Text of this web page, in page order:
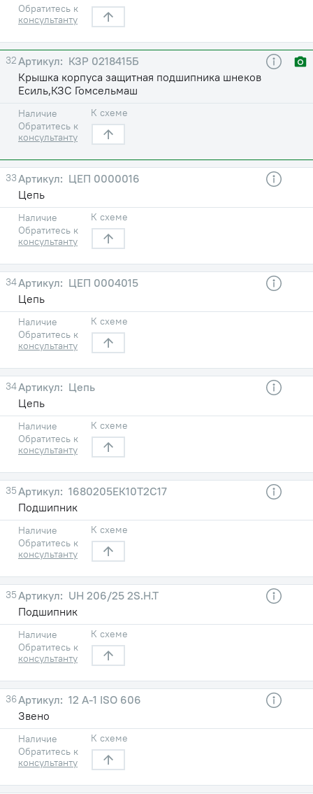
Обратитесь к
консультанту
32
КЗР 0218415Б
Крышка корпуса защитная подшипника шнеков
Есиль,КЗС Гомсельмаш
Наличие
Обратитесь к
консультанту
К схеме
33
ЦЕП 0000016
Цепь
Наличие
Обратитесь к
консультанту
К схеме
34
ЦЕП 0004015
Цепь
Наличие
Обратитесь к
консультанту
К схеме
34
Цепь
Цепь
Наличие
Обратитесь к
консультанту
К схеме
35
1680205ЕК10Т2С17
Подшипник
Наличие
Обратитесь к
консультанту
К схеме
35
UH 206/25 2S.H.T
Подшипник
Наличие
Обратитесь к
консультанту
К схеме
36
12 A-1 ISO 606
Звено
Наличие
Обратитесь к
консультанту
К схеме